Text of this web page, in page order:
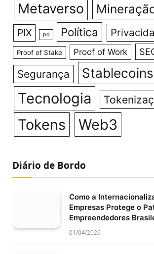
Metaverso
PIX po Política
Proof of Stake Proof of Work
Segurança Stablecoins
Tecnologia
Tokens Web3
Diário de Bordo
Como a
Empresas Protege o
Empreendedores
01/04/2026